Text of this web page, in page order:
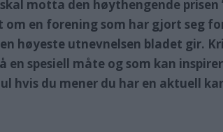
motta den høythengende prisen
om en forening som har gjort seg
høyeste utnevnelsen bladet gir.
spesiell måte og som kan
hvis du mener du har en aktuell